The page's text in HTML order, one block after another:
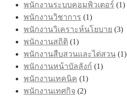
พนักงานระบบคอมพิวเตอร์ (1)
พนักงานวิชาการ (1)
พนักงานวิเคราะห์นโยบาย (3)
พนักงานสถิติ (1)
พนักงานสืบสวนและไต่สวน (1)
พนักงานหน้าบัลลังก์ (1)
พนักงานเทคนิค (1)
พนักงานเทศกิจ (2)